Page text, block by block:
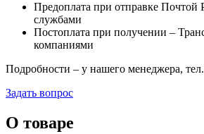
Предоплата при отправке Почтой
службами
Постоплата при получении –
компаниями
Подробности – у нашего менеджера,
Задать вопрос
О товаре